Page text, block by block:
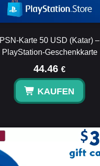
PSN-Karte 50 USD (Katar) –
PlayStation-Geschenkkarte
44.46 €
KAUFEN